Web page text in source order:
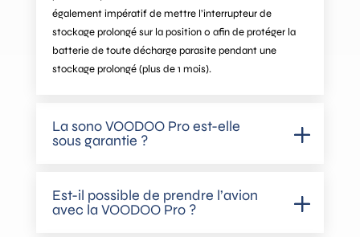
également impératif de mettre l’interrupteur de
stockage prolongé sur la position 0 afin de protéger la
batterie de toute décharge parasite pendant une
stockage prolongé (plus de 1 mois).
La sono VOODOO Pro est-elle
sous garantie ?
Est-il possible de prendre l’avion
avec la VOODOO Pro ?